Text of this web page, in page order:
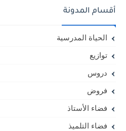
أقسام المدونة
الحياة المدرسية
توازيع
دروس
فروض
فضاء الأستاذ
فضاء التلميذ